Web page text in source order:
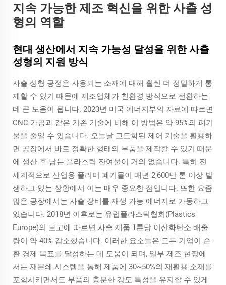
지속 가능한 제조 혁신을 위한 사출 성
형의 역할
현대 생산에서 지속 가능성 달성을 위한 사출
성형의 지원 방식
사출 성형 공정은 사용되는 소재에 대해 훨씬 더 정밀하게 통
제할 수 있기 때문에 제조업체가 친환경 방식으로 전환하는
데 큰 도움이 됩니다. 2023년 미국 에너지부의 자료에 따르면
CNC 가공과 같은 기존 기술에 비해 이 방법은 약 95%의 폐기
물을 줄일 수 있습니다. 오늘날 고도화된 제어 기술을 활용하
면 공장에서 바로 정확한 형태의 부품을 제작할 수 있기 때문
에 생산 후 남는 플라스틱 잔여물이 거의 없습니다. 특히 전
세계적으로 산업용 폴리머 폐기물이 매년 2,600만 톤 이상 발
생하고 있는 상황에서 이는 매우 중요한 점입니다. 또한 요즘
많은 공장에서는 사출 장비를 재생 가능 에너지로 가동하고
있습니다. 2018년 이후로는 유럽플라스틱협회(Plastics
Europe)의 보고에 따르면 사출 제품 1톤당 이산화탄소 배출
량이 약 40% 감소했습니다. 이러한 요소들은 모두 기업이 순
환 경제 목표를 달성하는 데 도움이 되며, 일부 제조 현장에
서는 재분쇄 시스템을 통해 제품에 30~50%의 재활용 소재를
포함시키면서도 부품의 충분한 강도 특성을 유지할 수 있게